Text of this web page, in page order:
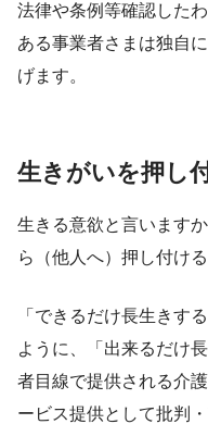
法律や条例等確認した
ある事業者さまは独自
げます。
生きがいを押し
生きる意欲と言います
ら（他人へ）押し付け
「できるだけ長生きす
ように、「出来るだけ
者目線で提供される介
ービス提供として批判